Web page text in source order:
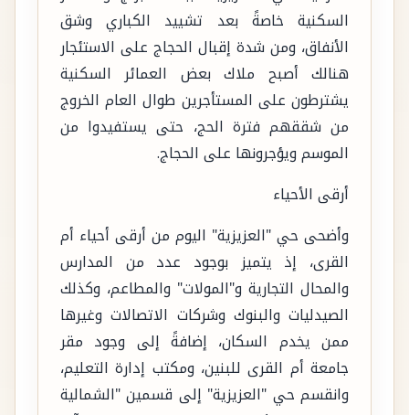
السكنية خاصةً بعد تشييد الكباري وشق
الأنفاق، ومن شدة إقبال الحجاج على الاستئجار
هنالك أصبح ملاك بعض العمائر السكنية
يشترطون على المستأجرين طوال العام الخروج
من شققهم فترة الحج، حتى يستفيدوا من
الموسم ويؤجرونها على الحجاج.
أرقى الأحياء
وأضحى حي "العزيزية" اليوم من أرقى أحياء أم
القرى، إذ يتميز بوجود عدد من المدارس
والمحال التجارية و"المولات" والمطاعم، وكذلك
الصيدليات والبنوك وشركات الاتصالات وغيرها
ممن يخدم السكان، إضافةً إلى وجود مقر
جامعة أم القرى للبنين، ومكتب إدارة التعليم،
وانقسم حي "العزيزية" إلى قسمين "الشمالية